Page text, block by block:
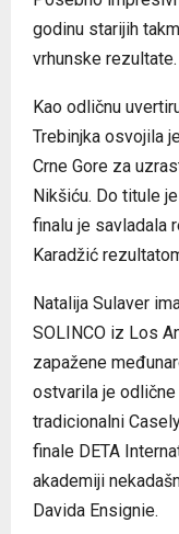
godinu starijih
vrhunske rezultate.
Kao odličnu
Trebinjka osvojila
Crne Gore za
Nikšiću. Do titule
finalu je savladala
Karadžić
Natalija Sulaver
SOLINCO iz Los
zapažene
ostvarila je
tradicionalni
finale DETA
akademiji
Davida Ensignie.